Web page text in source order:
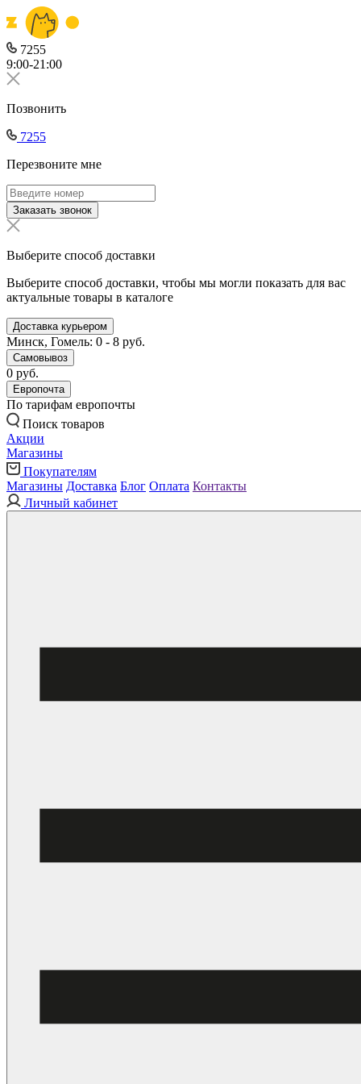
7255
9:00-21:00
Позвонить
7255
Перезвоните мне
Заказать звонок
Выберите способ доставки
Выберите способ доставки, чтобы мы могли показать для вас
актуальные товары в каталоге
Доставка курьером
Минск, Гомель: 0 - 8 руб.
Самовывоз
0 руб.
Европочта
По тарифам европочты
Поиск товаров
Акции
Магазины
Покупателям
Магазины Доставка Блог Оплата Контакты
Личный кабинет